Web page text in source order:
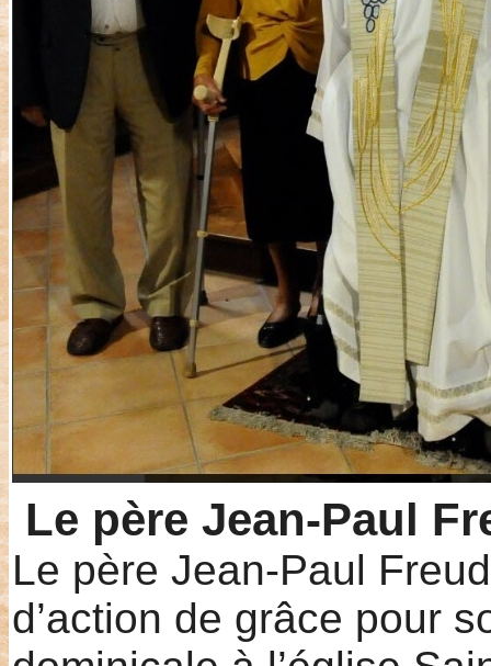
Le père Jean-Paul
Le père Jean-Paul
d’action de grâce pour